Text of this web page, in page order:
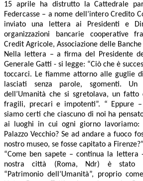
15 aprile ha distrutto la Cattedrale
Federcasse – a nome dell’intero Credito
inviato una lettera ai Presidenti e
organizzazioni bancarie cooperative
Credit Agricole, Associazione delle
Nella lettera – a firma del Presidente
Generale Gatti - si legge: “Ciò che è
toccarci. Le fiamme attorno alle guglie
lasciati senza parole, sgomenti.
dell’Umanità che si sgretolava, un
fragili, precari e impotenti”. “ Eppure
siamo certi che ciascuno di noi ha
ai luoghi in cui ogni giorno lavoriamo:
Palazzo Vecchio? Se ad andare a fuoco
nostro museo, se fosse capitato a Firenze?”
“Come ben sapete – continua la
nostra città (Roma, Ndr) è stato
“Patrimonio dell’Umanità”, proprio